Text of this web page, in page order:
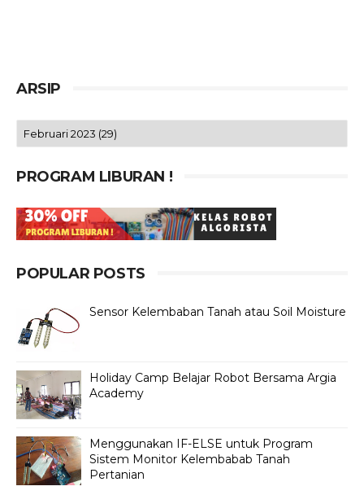
ARSIP
PROGRAM LIBURAN !
POPULAR POSTS
Sensor Kelembaban Tanah atau Soil Moisture
Holiday Camp Belajar Robot Bersama Argia
Academy
Menggunakan IF-ELSE untuk Program
Sistem Monitor Kelembabab Tanah
Pertanian